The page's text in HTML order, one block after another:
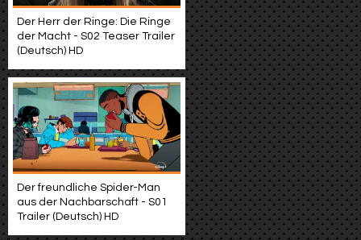
Der Herr der Ringe: Die Ringe
der Macht - S02 Teaser Trailer
(Deutsch) HD
Der freundliche Spider-Man
aus der Nachbarschaft - S01
Trailer (Deutsch) HD